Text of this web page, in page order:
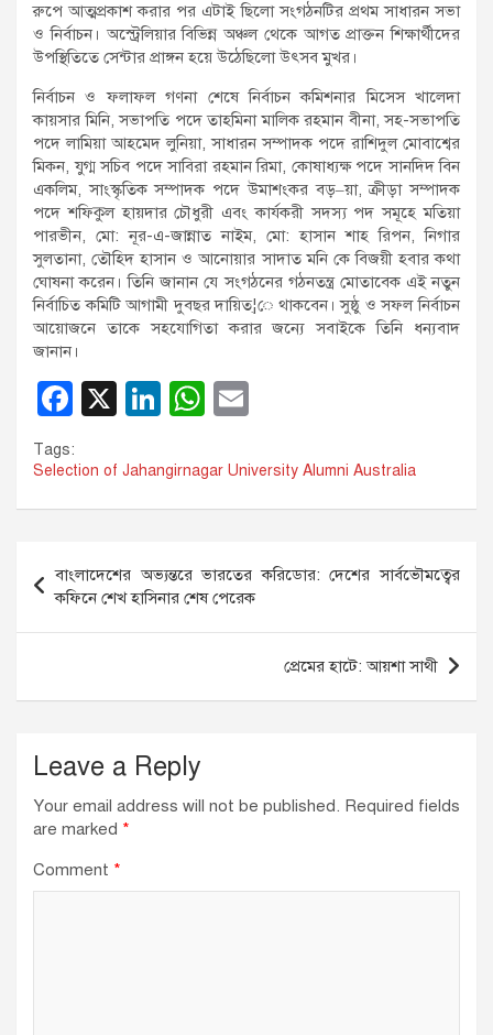
রুপে আত্মপ্রকাশ করার পর এটাই ছিলো সংগঠনটির প্রথম সাধারন সভা
ও নির্বাচন। অস্ট্রেলিয়ার বিভিন্ন অঞ্চল থেকে আগত প্রাক্তন শিক্ষার্থীদের
উপস্থিতিতে সেন্টার প্রাঙ্গন হয়ে উঠেছিলো উৎসব মুখর।
নির্বাচন ও ফলাফল গণনা শেষে নির্বাচন কমিশনার মিসেস খালেদা
কায়সার মিনি, সভাপতি পদে তাহমিনা মালিক রহমান বীনা, সহ-সভাপতি
পদে লামিয়া আহমেদ লুনিয়া, সাধারন সম্পাদক পদে রাশিদুল মোবাশ্বের
মিকন, যুগ্ম সচিব পদে সাবিরা রহমান রিমা, কোষাধ্যক্ষ পদে সানদিদ বিন
একলিম, সাংস্কৃতিক সম্পাদক পদে উমাশংকর বড়–য়া, ক্রীড়া সম্পাদক
পদে শফিকুল হায়দার চৌধুরী এবং কার্যকরী সদস্য পদ সমূহে মতিয়া
পারভীন, মো: নূর-এ-জান্নাত নাইম, মো: হাসান শাহ রিপন, নিগার
সুলতানা, তৌহিদ হাসান ও আনোয়ার সাদাত মনি কে বিজয়ী হবার কথা
ঘোষনা করেন। তিনি জানান যে সংগঠনের গঠনতন্ত্র মোতাবেক এই নতুন
নির্বাচিত কমিটি আগামী দুবছর দায়িত্¦ে থাকবেন। সুষ্ঠু ও সফল নির্বাচন
আয়োজনে তাকে সহযোগিতা করার জন্যে সবাইকে তিনি ধন্যবাদ
জানান।
F
a
c
e
o
o
k
X
Li
k
e
n
W
at
s
p
p
ail
Tags:
Selection of Jahangirnagar University Alumni Australia
navigation
বাংলাদেশের অভ্যন্তরে ভারতের করিডোর: দেশের সার্বভৌমত্বের
কফিনে শেখ হাসিনার শেষ পেরেক
প্রেমের হাটে: আয়শা সাথী
Leave a Reply
Your email address will not be published. Required fields
are marked *
Comment *